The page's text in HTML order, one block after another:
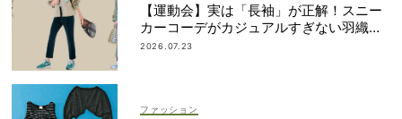
【運動会】実は「長袖」が正解！スニー
カーコーデがカジュアルすぎない羽織り
アイデア
2026.07.23
ファッション